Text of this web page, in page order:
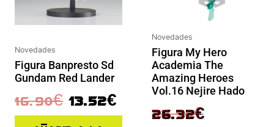
Novedades
Figura Banpresto Sd
Gundam Red Lander
16.90€ 13.52€
Novedades
Figura My Hero
Academia The
Amazing Heroes
Vol.16 Nejire Hado
32.90€
26.32€